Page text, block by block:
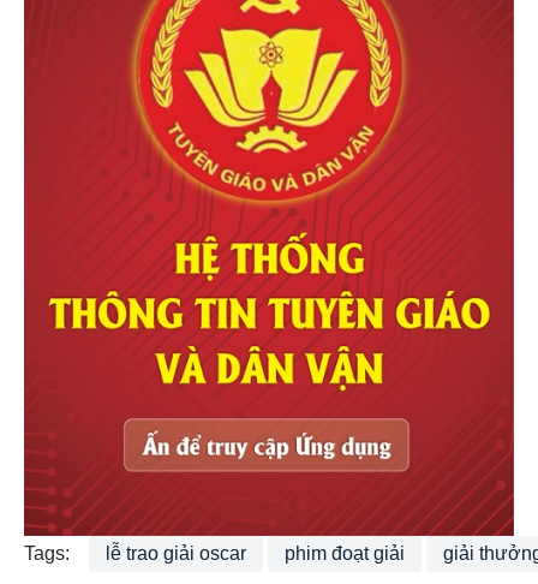
Tags: lễ trao giải oscar phim đoạt giải giải